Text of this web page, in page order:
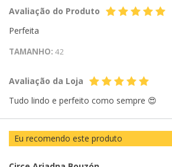
Avaliação do Produto
Perfeita
TAMANHO: 42
Avaliação da Loja
Tudo lindo e perfeito como sempre 😍
Eu recomendo este produto